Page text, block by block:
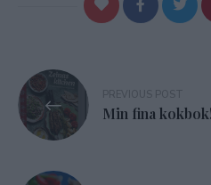
Inläggsnavigering
Min fina kokbok!